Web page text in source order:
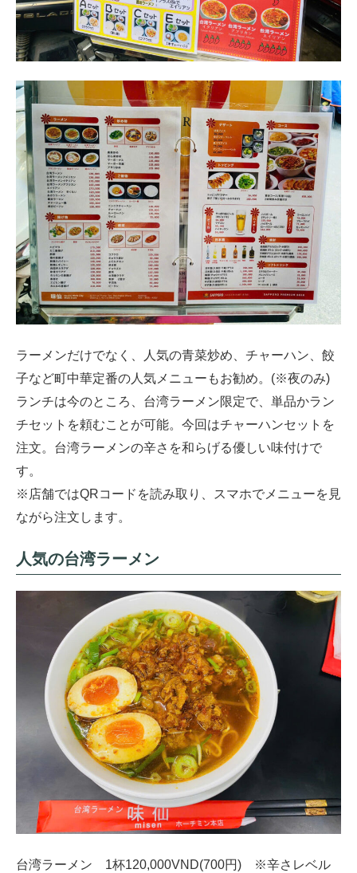
ラーメンだけでなく、人気の青菜炒め、チャーハン、餃
子など町中華定番の人気メニューもお勧め。(※夜のみ)
ランチは今のところ、台湾ラーメン限定で、単品かラン
チセットを頼むことが可能。今回はチャーハンセットを
注文。台湾ラーメンの辛さを和らげる優しい味付けで
す。
※店舗ではQRコードを読み取り、スマホでメニューを見
ながら注文します。
人気の台湾ラーメン
台湾ラーメン 1杯120,000VND(700円) ※辛さレベル